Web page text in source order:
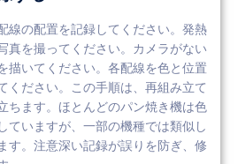
線の配置を記録してください。発熱
真を撮ってください。カメラがない
描いてください。各配線を色と位置
ください。この手順は、再組み立て
ちます。ほとんどのパン焼き機は色
ていますが、一部の機種では類似し
す。注意深い記録が誤りを防ぎ、修